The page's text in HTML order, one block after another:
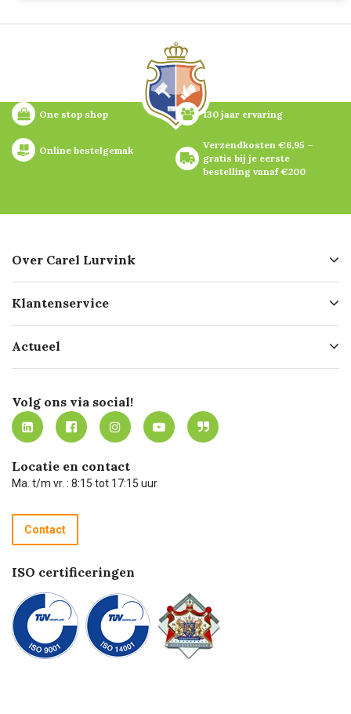
One stop shop 130 jaar ervaring
Online bestelgemak
Verzendkosten €6,95 –
gratis bij je eerste
bestelling vanaf €200
Over Carel Lurvink
Geschiedenis
Missie
Werken bij Carel Lurvink
MVO
Klantenservice
Bezorgen
Mijn Carel Lurvink
Mijn Carel Lurvink instructievideo's
Carel Lurvink App
Hulp op afstand
Technische dienst
Recycle programma
Betalen
Actueel
Innovation LAB
Tevreden klanten
Carel Lurvink Blog
Carel de podcast
Volg ons via social!
Locatie en contact
Ma. t/m vr. : 8:15 tot 17:15 uur
Contact
ISO certificeringen